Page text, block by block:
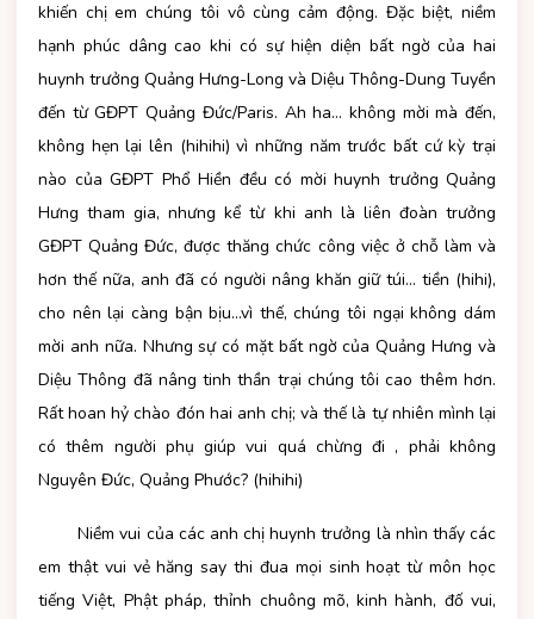
khiến chị em chúng tôi vô cùng cảm động. Đặc biệt, niềm
hạnh phúc dâng cao khi có sự hiện diện bất ngờ của hai
huynh trưởng Quảng Hưng-Long và Diệu Thông-Dung Tuyền
đến từ GĐPT Quảng Đức/Paris. Ah ha… không mời mà đến,
không hẹn lại lên (hihihi) vì những năm trước bất cứ kỳ trại
nào của GĐPT Phổ Hiền đều có mời huynh trưởng Quảng
Hưng tham gia, nhưng kể từ khi anh là liên đoàn trưởng
GĐPT Quảng Đức, được thăng chức công việc ở chỗ làm và
hơn thế nữa, anh đã có người nâng khăn giữ túi… tiền (hihi),
cho nên lại càng bận bịu…vì thế, chúng tôi ngại không dám
mời anh nữa. Nhưng sự có mặt bất ngờ của Quảng Hưng và
Diệu Thông đã nâng tinh thần trại chúng tôi cao thêm hơn.
Rất hoan hỷ chào đón hai anh chị; và thế là tự nhiên mình lại
có thêm người phụ giúp vui quá chừng đi , phải không
Nguyên Đức, Quảng Phước? (hihihi)
Niềm vui của các anh chị huynh trưởng là nhìn thấy các
em thật vui vẻ hăng say thi đua mọi sinh hoạt từ môn học
tiếng Việt, Phật pháp, thỉnh chuông mõ, kinh hành, đố vui,